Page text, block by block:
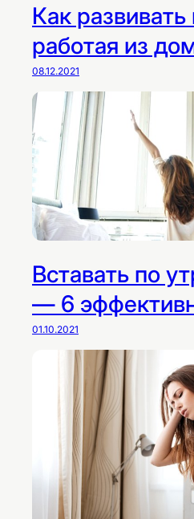
Как развивать
работая из
08.12.2021
Вставать по
— 6
01.10.2021